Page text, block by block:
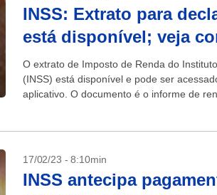
INSS: Extrato para
está disponível; veja
O extrato de Imposto de Renda do
(INSS) está disponível e pode ser
aplicativo. O documento é o informe de
17/02/23 - 8:10min
INSS antecipa